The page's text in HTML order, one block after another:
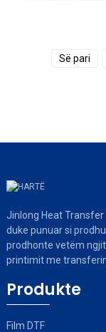
Së pari
Jinlong Heat Transfer
duke punuar si
prodhonte vetëm
printimit me
Produkte
Film DTF